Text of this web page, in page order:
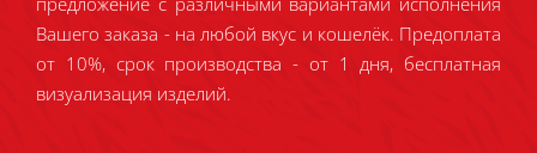
Вашего заказа - на любой вкус и кошелёк. Предоплата
от 10%, срок производства - от 1 дня, бесплатная
визуализация изделий.